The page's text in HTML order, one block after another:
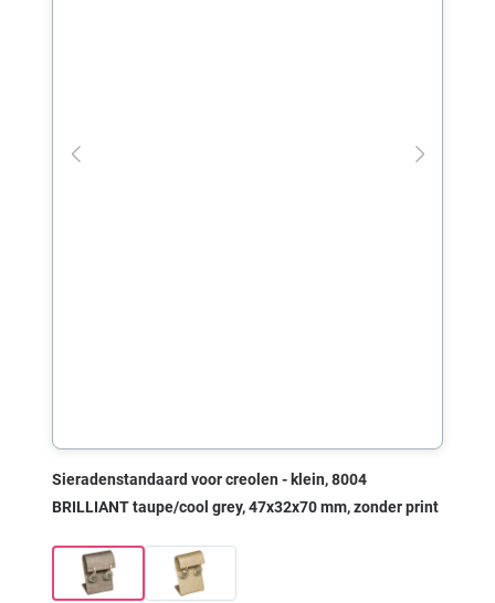
Sieradenstandaard voor creolen - klein, 8004
BRILLIANT taupe/cool grey, 47x32x70 mm, zonder print